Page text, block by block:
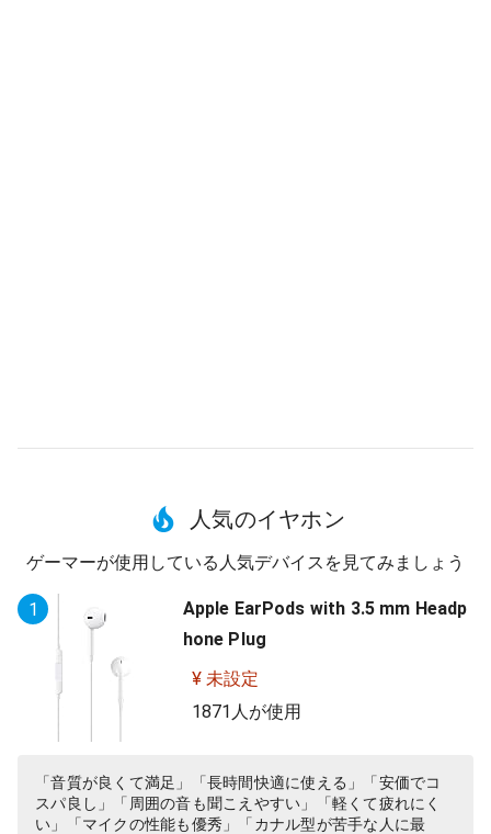
人気のイヤホン
ゲーマーが使用している人気デバイスを見てみましょう
1
Apple EarPods with 3.5 mm Headp
hone Plug
¥ 未設定
1871人が使用
「音質が良くて満足」「長時間快適に使える」「安価でコ
スパ良し」「周囲の音も聞こえやすい」「軽くて疲れにく
い」「マイクの性能も優秀」「カナル型が苦手な人に最